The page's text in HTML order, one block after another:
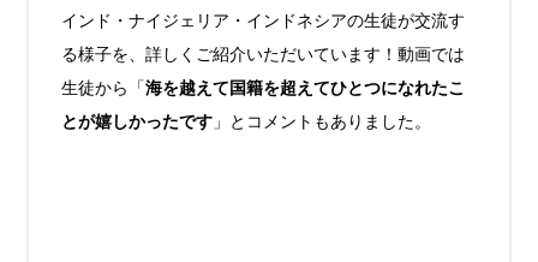
インド・ナイジェリア・インドネシアの生徒が交流す
る様子を、詳しくご紹介いただいています！動画では
生徒から「海を越えて国籍を超えてひとつになれたこ
とが嬉しかったです 」とコメントもありました。